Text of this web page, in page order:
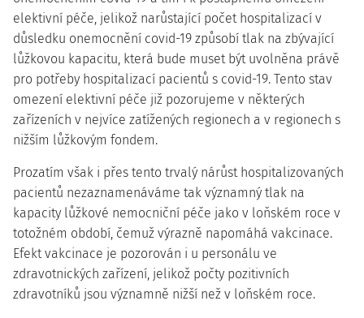
elektivní péče, jelikož narůstající počet hospitalizací v
důsledku onemocnění covid-19 způsobí tlak na zbývající
lůžkovou kapacitu, která bude muset být uvolněna právě
pro potřeby hospitalizací pacientů s covid-19. Tento stav
omezení elektivní péče již pozorujeme v některých
zařízeních v nejvíce zatížených regionech a v regionech s
nižším lůžkovým fondem.
Prozatím však i přes tento trvalý nárůst hospitalizovaných
pacientů nezaznamenáváme tak významný tlak na
kapacity lůžkové nemocniční péče jako v loňském roce v
totožném období, čemuž výrazně napomáhá vakcinace.
Efekt vakcinace je pozorován i u personálu ve
zdravotnických zařízení, jelikož počty pozitivních
zdravotníků jsou významně nižší než v loňském roce.